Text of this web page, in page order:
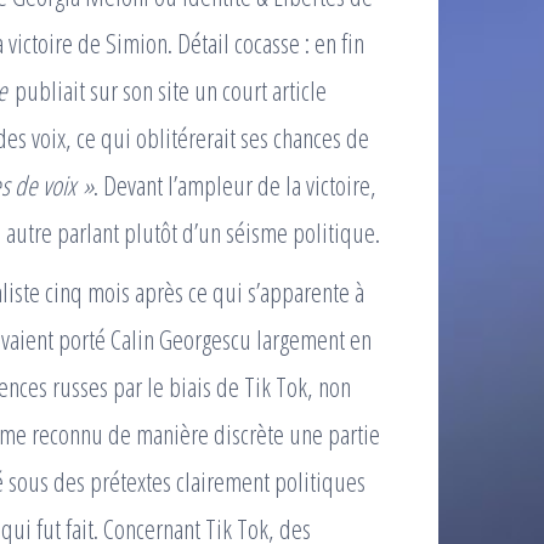
de Simion. Détail cocasse : en fin
publiait sur son site un court article
voix, ce qui oblitérerait ses chances de
de voix ». Devant l’ampleur de la victoire,
parlant plutôt d’un séisme politique.
cinq mois après ce qui s’apparente à
porté Calin Georgescu largement en
russes par le biais de Tik Tok, non
reconnu de manière discrète une partie
des prétextes clairement politiques
fut fait. Concernant Tik Tok, des